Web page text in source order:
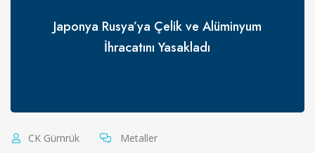
Japonya Rusya’ya Çelik ve Alüminyum
İhracatını Yasakladı
CK Gümrük Metaller